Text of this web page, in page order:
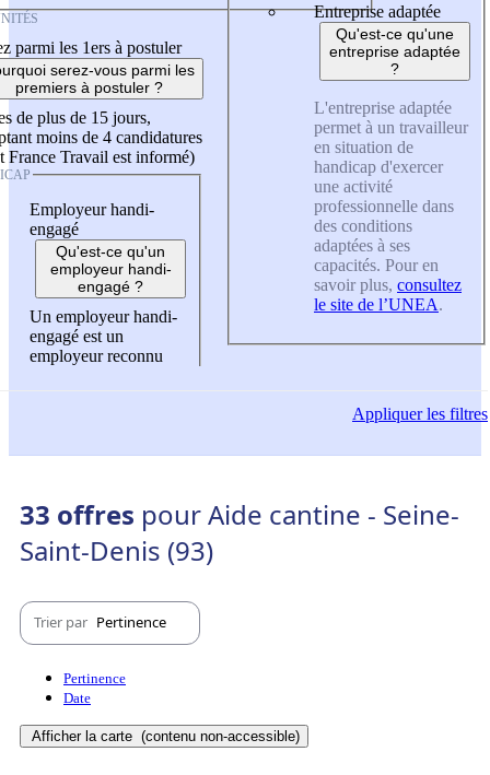
parmi les 1ers à postuler
serez-vous parmi les
premiers à postuler ?
de plus de 15 jours,
moins de 4 candidatures
France Travail est informé)
Employeur handi-
engagé
Qu'est-ce qu'un
employeur handi-
engagé ?
Un employeur handi-
engagé est un
employeur reconnu
Entreprise adaptée
Qu'est-ce qu'une
entreprise adaptée
?
L'entreprise adaptée
permet à un travailleur
en situation de
handicap d'exercer
une activité
professionnelle dans
des conditions
adaptées à ses
capacités. Pour en
savoir plus, consultez
le site de l’UNEA.
Appliquerles filtres
33 offres pour Aide cantine - Seine-
Saint-Denis (93)
Trier par Pertinence
Pertinence
Date
Afficher la carte (contenu non-accessible)